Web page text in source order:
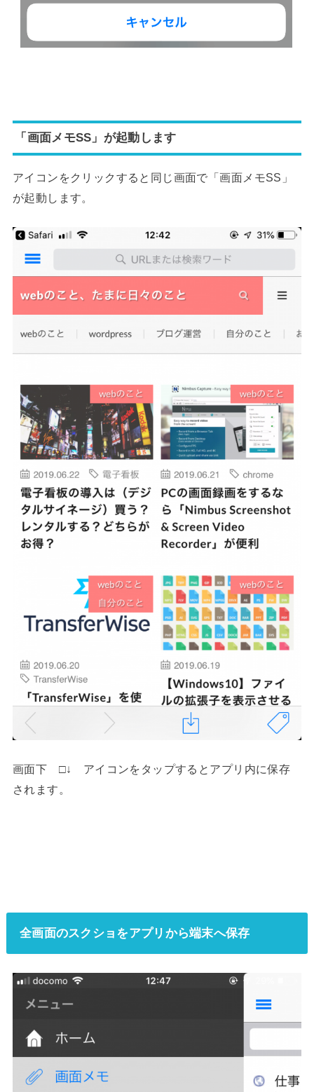
「画面メモSS」が起動します
アイコンをクリックすると同じ画面で「画面メモSS」
が起動します。
画面下 □↓ アイコンをタップするとアプリ内に保存
されます。
全画面のスクショをアプリから端末へ保存